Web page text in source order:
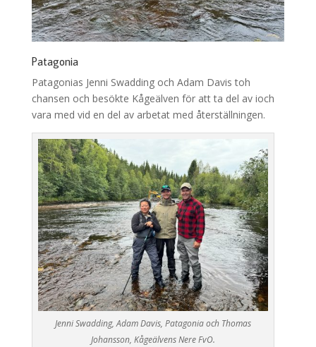
Patagonia
Patagonias Jenni Swadding och Adam Davis toh
chansen och besökte Kågeälven för att ta del av ioch
vara med vid en del av arbetat med återställningen.
Jenni Swadding, Adam Davis, Patagonia och Thomas
Johansson, Kågeälvens Nere FvO.